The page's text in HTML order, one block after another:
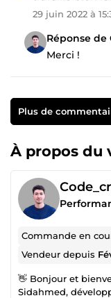
29 juin 2022 à
Réponse de
Merci !
Plus de
À propos du
Commande en
Vendeur depuis
👋 Bonjour et bienvenue
Sidahmed,